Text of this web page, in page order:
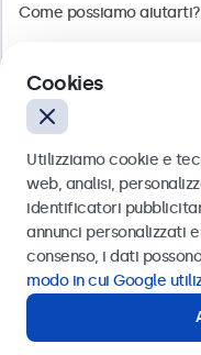
Italiano
Oppure
Contatta i nostri esperti
Cookies
Utilizziamo cookie e
web, analisi,
identificatori
annunci personalizzati
consenso, i dati
modo in cui Google